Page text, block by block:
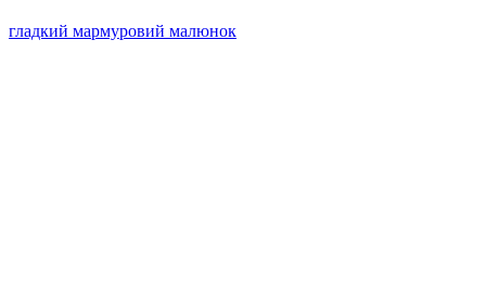
гладкий мармуровий малюнок